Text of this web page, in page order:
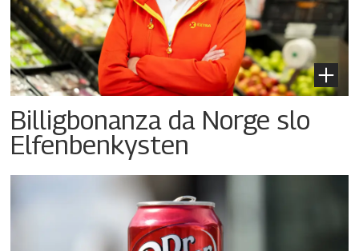
Billigbonanza da Norge slo
Elfenbenkysten